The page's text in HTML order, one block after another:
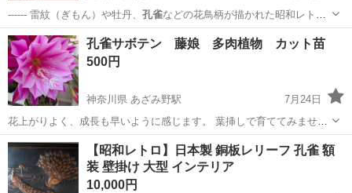
------ 雷紋（ぎもん）や牡丹、 孔雀などの花鳥柄が描かれた昭和レトロ
ラ…
兵庫 神戸市 摩耶駅 食器 孔雀
孔雀サボテン 藤娘 多肉植物 カット苗
500円
神奈川県 あざみ野駅
7月24日
花上がりよく、成長も早いように感じます。 葉挿しで育ててみません
か？ 15〜20cm程度のカット苗、3枚です。 よろしくお願いいたしま
す。
神奈川 横浜市 あざみ野駅 家庭用品 孔雀
【昭和レトロ】日本製 銅板レリーフ 孔雀 額
装 壁掛け 大型 インテリア
10,000円